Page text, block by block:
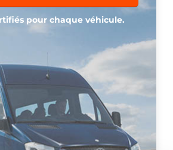
pour chaque véhicule.